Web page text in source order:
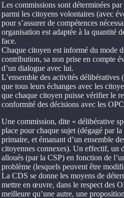
Les commissions sont déterminées
parmi les citoyens volontaires (avec
pour s’assurer de compétences
organisation est adaptée à la quantité
face.
Chaque citoyen est informé du mode
contribution, sa non prise en compte
d’un dialogue avec lui.
L’ensemble des activités
que tous leurs échanges avec les
que chaque citoyen puisse vérifier le
conformité des décisions avec les
Une commission, dite « délibérative
place pour chaque sujet (dégagé par
primaire, et émanant d’un ensemble
citoyennes connexes). Un effectif, un
alloués (par la CSP) en fonction de
problème (lesquels peuvent être
La CDS se donne les moyens de
mettre en œuvre, dans le respect des
meilleure qu’une autre, une